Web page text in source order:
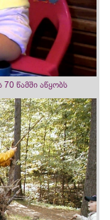
წამში აწყობს